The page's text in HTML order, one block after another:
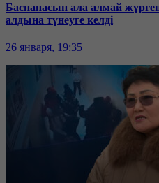
Баспанасын ала алмай
алдына түнеуге келді
26 января, 19:35